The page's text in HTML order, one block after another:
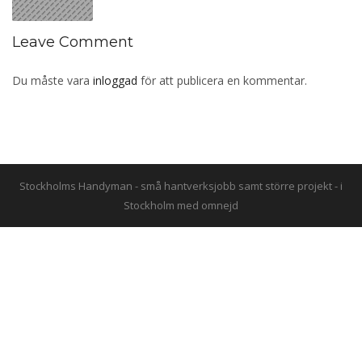
Leave Comment
Du måste vara inloggad för att publicera en kommentar.
Stockholms Handyman - små hantverksjobb samt större projekt - i
Stockholm med omnejd